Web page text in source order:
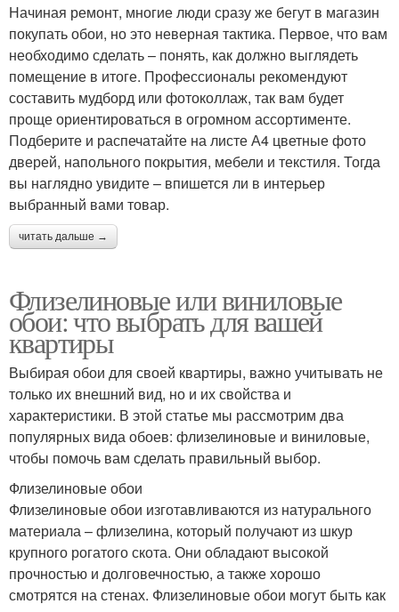
Начиная ремонт, многие люди сразу же бегут в магазин
покупать обои, но это неверная тактика. Первое, что вам
необходимо сделать – понять, как должно выглядеть
помещение в итоге. Профессионалы рекомендуют
составить мудборд или фотоколлаж, так вам будет
проще ориентироваться в огромном ассортименте.
Подберите и распечатайте на листе А4 цветные фото
дверей, напольного покрытия, мебели и текстиля. Тогда
вы наглядно увидите – впишется ли в интерьер
выбранный вами товар.
читать дальше →
Флизелиновые или виниловые
обои: что выбрать для вашей
квартиры
Выбирая обои для своей квартиры, важно учитывать не
только их внешний вид, но и их свойства и
характеристики. В этой статье мы рассмотрим два
популярных вида обоев: флизелиновые и виниловые,
чтобы помочь вам сделать правильный выбор.
Флизелиновые обои
Флизелиновые обои изготавливаются из натурального
материала – флизелина, который получают из шкур
крупного рогатого скота. Они обладают высокой
прочностью и долговечностью, а также хорошо
смотрятся на стенах. Флизелиновые обои могут быть как